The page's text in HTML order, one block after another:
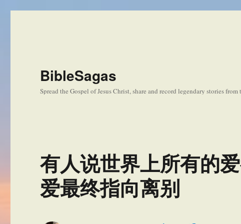
BibleSagas
Spread the Gospel of Jesus Christ, share and record legendary stories
有人说世界上所有的
爱最终指向离别